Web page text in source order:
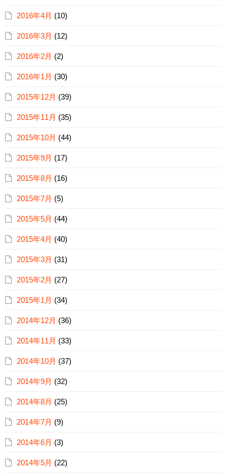
2016年4月 (10)
2016年3月 (12)
2016年2月 (2)
2016年1月 (30)
2015年12月 (39)
2015年11月 (35)
2015年10月 (44)
2015年9月 (17)
2015年8月 (16)
2015年7月 (5)
2015年5月 (44)
2015年4月 (40)
2015年3月 (31)
2015年2月 (27)
2015年1月 (34)
2014年12月 (36)
2014年11月 (33)
2014年10月 (37)
2014年9月 (32)
2014年8月 (25)
2014年7月 (9)
2014年6月 (3)
2014年5月 (22)